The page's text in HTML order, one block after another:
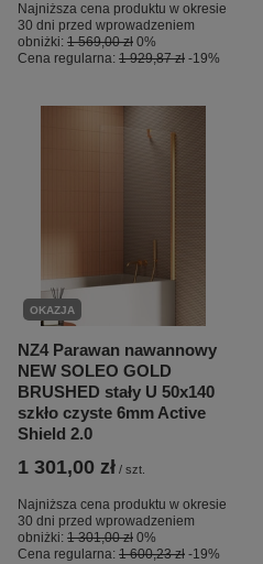
Najniższa cena produktu w okresie
30 dni przed wprowadzeniem
obniżki: 1 569,00 zł 0%
Cena regularna: 1 929,87 zł -19%
OKAZJA
NZ4 Parawan nawannowy
NEW SOLEO GOLD
BRUSHED stały U 50x140
szkło czyste 6mm Active
Shield 2.0
1 301,00 zł / szt.
Najniższa cena produktu w okresie
30 dni przed wprowadzeniem
obniżki: 1 301,00 zł 0%
Cena regularna: 1 600,23 zł -19%